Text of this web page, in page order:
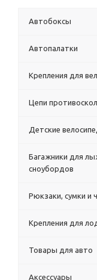
Автобоксы
Автопалатки
Крепления для
Цепи
Детские
Багажники для
сноубордов
Рюкзаки, сумки и
Крепления для
Товары для авто
Аксессуары